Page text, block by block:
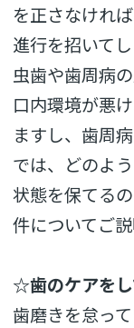
を正さなけれ
進行を招いて
虫歯や歯周病
口内環境が悪
ますし、歯周
では、どのよ
状態を保てる
件についてご説
☆歯のケアを
歯磨きを怠っ